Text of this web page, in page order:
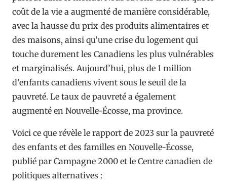
coût de la vie a augmenté de manière considérable,
avec la hausse du prix des produits alimentaires et
des maisons, ainsi qu’une crise du logement qui
touche durement les Canadiens les plus vulnérables
et marginalisés. Aujourd’hui, plus de 1 million
d’enfants canadiens vivent sous le seuil de la
pauvreté. Le taux de pauvreté a également
augmenté en Nouvelle-Écosse, ma province.
Voici ce que révèle le rapport de 2023 sur la pauvreté
des enfants et des familles en Nouvelle-Écosse,
publié par Campagne 2000 et le Centre canadien de
politiques alternatives :